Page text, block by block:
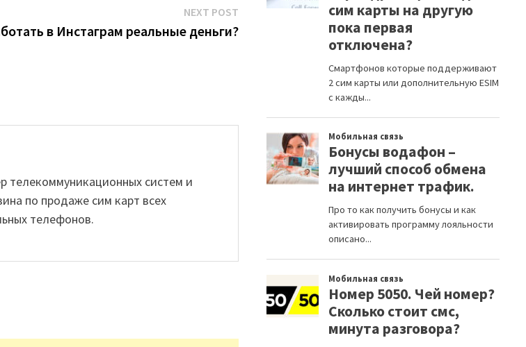
NEXT POSTNext
post:
в Инстаграм реальные деньги?
телекоммуникационных систем и
по продаже сим карт всех
телефонов.